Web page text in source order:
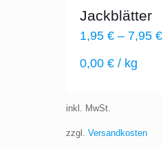
Jackblätter
1,95 €– 7,95 €
0,00 €/ kg
inkl. MwSt.
zzgl. Versandkosten